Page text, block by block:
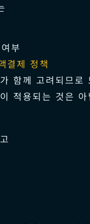
부
결제 정책
함께 고려되므로
적용되는 것은 아